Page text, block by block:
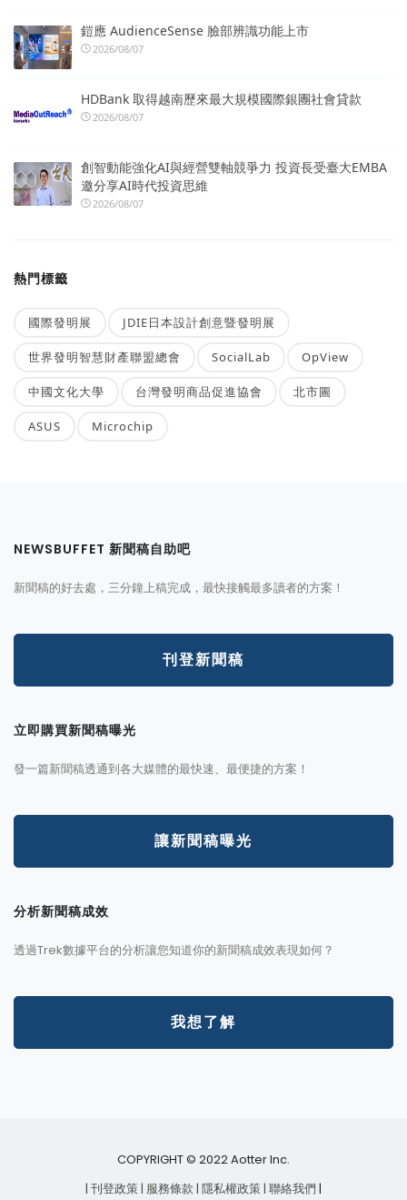
鎧應 AudienceSense 臉部辨識功能上市
2026/08/07
HDBank 取得越南歷來最大規模國際銀團社會貸款
2026/08/07
創智動能強化AI與經營雙軸競爭力 投資長受臺大EMBA
邀分享AI時代投資思維
2026/08/07
熱門標籤
國際發明展 JDIE日本設計創意暨發明展
世界發明智慧財產聯盟總會 SocialLab OpView
中國文化大學 台灣發明商品促進協會 北市圖
ASUS Microchip
NEWSBUFFET 新聞稿自助吧
新聞稿的好去處，三分鐘上稿完成，最快接觸最多讀者的方案！
刊登新聞稿
立即購買新聞稿曝光
發一篇新聞稿透通到各大媒體的最快速、最便捷的方案！
讓新聞稿曝光
分析新聞稿成效
透過Trek數據平台的分析讓您知道你的新聞稿成效表現如何？
我想了解
COPYRIGHT © 2022 Aotter Inc.
| 刊登政策| 服務條款| 隱私權政策| 聯絡我們 |